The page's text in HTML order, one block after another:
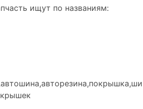
ищут по названиям: